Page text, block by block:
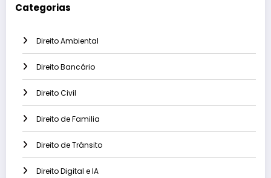
Categorias
Direito Ambiental
Direito Bancário
Direito Civil
Direito de Familia
Direito de Trânsito
Direito Digital e IA